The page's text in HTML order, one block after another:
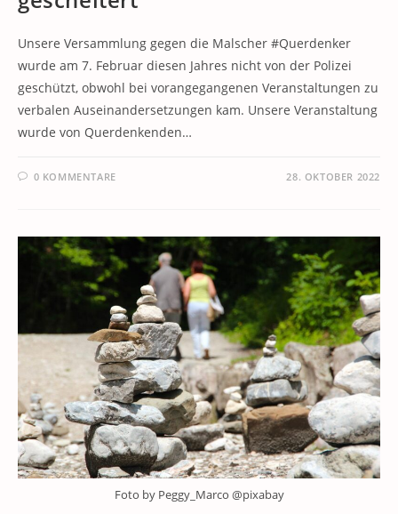
Unsere Versammlung gegen die Malscher #Querdenker
wurde am 7. Februar diesen Jahres nicht von der Polizei
geschützt, obwohl bei vorangegangenen Veranstaltungen zu
verbalen Auseinandersetzungen kam. Unsere Veranstaltung
wurde von Querdenkenden…
0 KOMMENTARE 28. OKTOBER 2022
Foto by Peggy_Marco @pixabay